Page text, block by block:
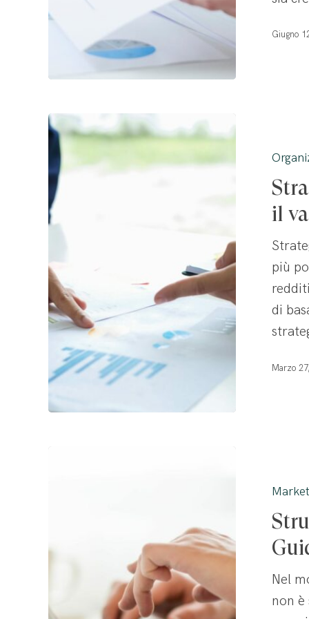
Giugno
pricing:
ottimizzare
valore
profitto
il
più
di
Marzo
Content
Marketing
completa
Nel
non